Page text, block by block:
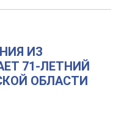
ИЗ
71-ЛЕТНИЙ
ОБЛАСТИ